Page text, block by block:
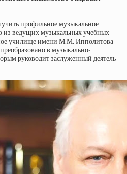
профильное музыкальное
из ведущих музыкальных учебных
училище имени М.М. Ипполитова-
в музыкально-
руководит заслуженный деятель